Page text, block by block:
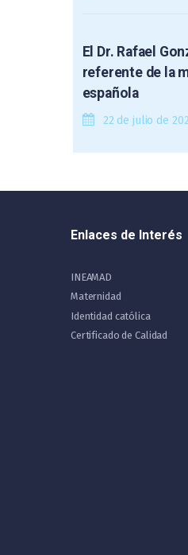
El Dr. Rafael
referente de la
española
22 de julio de
Enlaces de Interés
INEAMAD
Maternidad
Identidad católica
Certificado de Calidad